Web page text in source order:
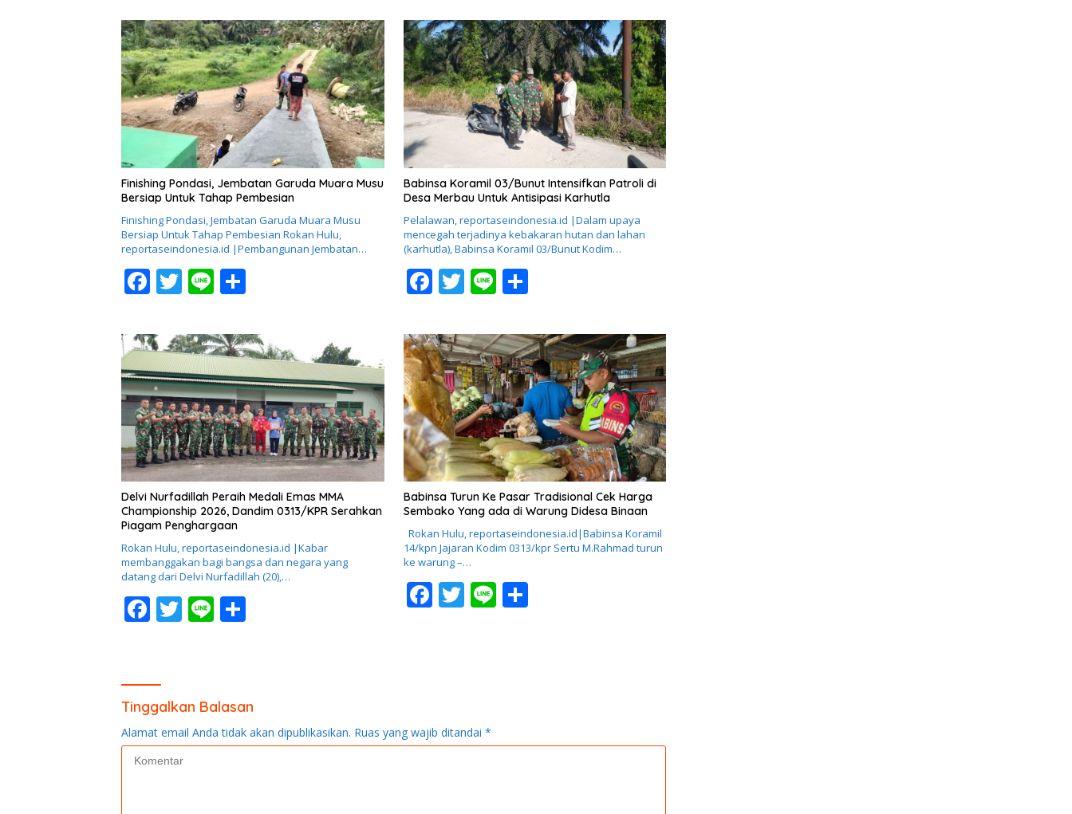
e
b
o
o
k
itt
er
e ar
e
e
b
o
o
k
itt
er
e ar
e
Finishing Pondasi, Jembatan Garuda Muara Musu
Bersiap Untuk Tahap Pembesian
Finishing Pondasi, Jembatan Garuda Muara Musu
Bersiap Untuk Tahap Pembesian ​Rokan Hulu,
reportaseindonesia.id |Pembangunan Jembatan…
F
e
b
o
o
k
T
itt
er
Li
e ar
e
Babinsa Koramil 03/Bunut Intensifkan Patroli di
Desa Merbau Untuk Antisipasi Karhutla
Pelalawan, reportaseindonesia.id |Dalam upaya
mencegah terjadinya kebakaran hutan dan lahan
(karhutla), Babinsa Koramil 03/Bunut Kodim…
F
e
b
o
o
k
T
itt
er
Li
e
S
ar
e
Delvi Nurfadillah Peraih Medali Emas MMA
Championship 2026, Dandim 0313/KPR Serahkan
Piagam Penghargaan
Rokan Hulu, reportaseindonesia.id |Kabar
membanggakan bagi bangsa dan negara yang
datang dari Delvi Nurfadillah (20),…
F
b
o
o
k
T Li
Babinsa Turun Ke Pasar Tradisional Cek Harga
Sembako Yang ada di Warung Didesa Binaan
Rokan Hulu, reportaseindonesia.id|Babinsa Koramil
14/kpn Jajaran Kodim 0313/kpr Sertu M.Rahmad turun
ke warung –…
F
o
k
T Li S
Tinggalkan Balasan
Alamat email Anda tidak akan dipublikasikan. Ruas yang wajib ditandai *